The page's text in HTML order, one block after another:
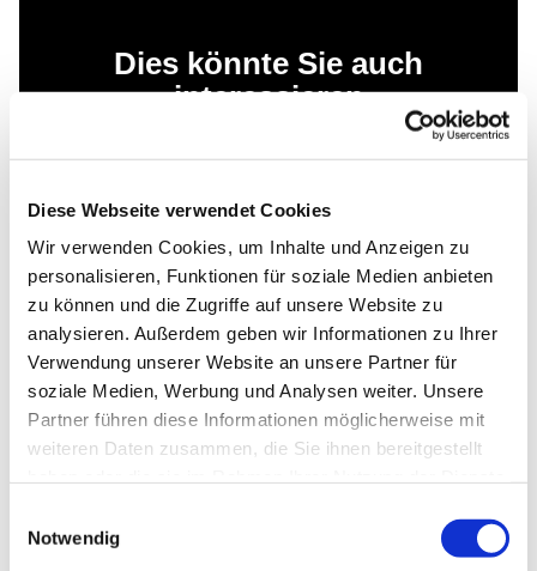
Diese Webseite verwendet Cookies
Wir verwenden Cookies, um Inhalte und Anzeigen zu
personalisieren, Funktionen für soziale Medien anbieten
zu können und die Zugriffe auf unsere Website zu
analysieren. Außerdem geben wir Informationen zu Ihrer
Verwendung unserer Website an unsere Partner für
soziale Medien, Werbung und Analysen weiter. Unsere
Partner führen diese Informationen möglicherweise mit
weiteren Daten zusammen, die Sie ihnen bereitgestellt
Notwendig
Dies könnte Sie auch
interessieren